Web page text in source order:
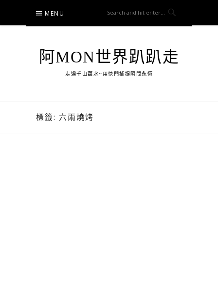
content
MENU
阿MON世界趴趴走
走遍千山萬水~用快門捕捉瞬間永恆
標籤: 六兩燒烤